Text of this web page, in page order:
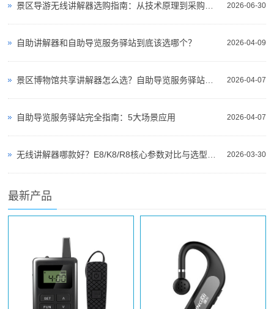
2026-06-30
景区导游无线讲解器选购指南：从技术原理到采购决策
2026-04-09
自助讲解器和自助导览服务驿站到底该选哪个？
2026-04-07
景区博物馆共享讲解器怎么选？自助导览服务驿站部署全攻略（2026版）
2026-04-07
自助导览服务驿站完全指南：5大场景应用
2026-03-30
无线讲解器哪款好？E8/K8/R8核心参数对比与选型指南
最新产品